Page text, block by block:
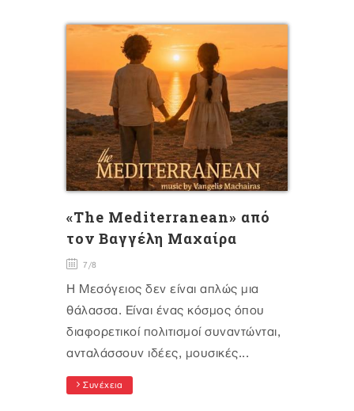
«The Mediterranean» από
τον Βαγγέλη Μαχαίρα
7/8
Η Μεσόγειος δεν είναι απλώς μια
θάλασσα. Είναι ένας κόσμος όπου
διαφορετικοί πολιτισμοί συναντώνται,
ανταλάσσουν ιδέες, μουσικές...
Συνέχεια